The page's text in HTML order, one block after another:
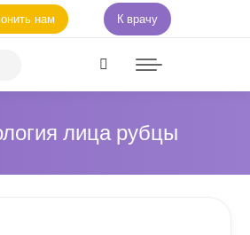
нам К врачу
лица рубцы